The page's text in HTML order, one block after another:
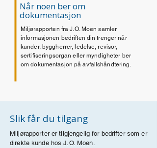
Når noen ber om
dokumentasjon
Miljørapporten fra J.O. Moen samler
informasjonen bedriften din trenger når
kunder, byggherrer, ledelse, revisor,
sertifiseringsorgan eller myndigheter ber
om dokumentasjon på avfallshåndtering.
Slik får du tilgang
Miljørapporter er tilgjengelig for bedrifter som er
direkte kunde hos J.O. Moen.